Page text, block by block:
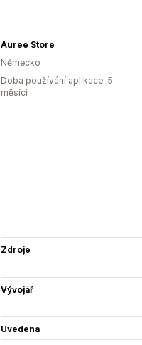
Auree Store
Německo
Doba používání aplikace: 5
měsíci
Zdroje
Vývojář
Uvedena